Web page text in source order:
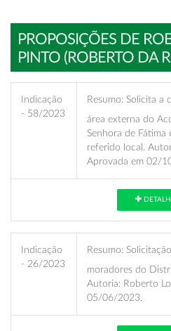
PROPOSIÇÕES DE
PINTO (ROBERTO DA
Indicação
- 58/2023
Resumo: Solicita a
área externa do
Senhora de Fátima
referido local.
Aprovada em 02/
Indicação
- 26/2023
Resumo:
moradores do
Autoria: Roberto
05/06/2023.